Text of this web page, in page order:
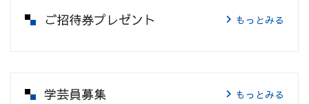
ご招待券プレゼント もっとみる
学芸員募集 もっとみる